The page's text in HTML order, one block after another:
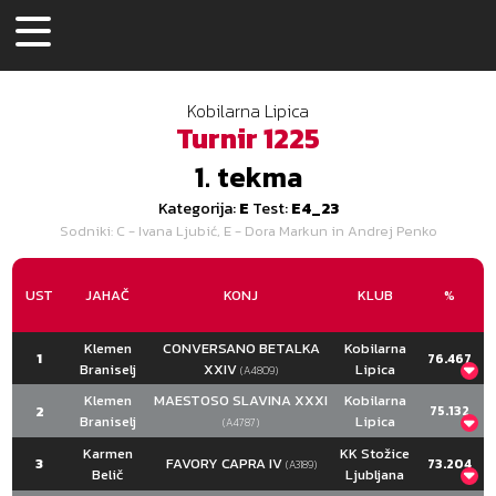
Kobilarna Lipica
Turnir1225
1. tekma
Kategorija:E Test: E4_23
Sodniki: C - Ivana Ljubić, E - Dora Markun in Andrej Penko
UST JAHAČ KONJ KLUB %
1
Klemen
Braniselj
CONVERSANO BETALKA
XXIV(A4809)
Kobilarna
Lipica
76.467
C E SKUPAJ
73.684
140.000
79.250
31.700
140.000
140.000
31.700
Naloga C
E
2
Klemen
Braniselj
MAESTOSO SLAVINA XXXI
(A4787)
Kobilarna
Lipica
75.132
C SKUPAJ
70.263
80.000
133.500
3
Karmen
Belič
FAVORY CAPRA IV (A3189)
KK Stožice
Ljubljana
73.204